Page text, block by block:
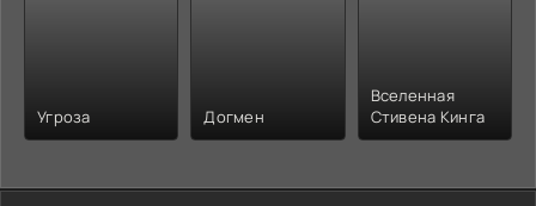
Угроза Догмен
Вселенная
Стивена Кинга